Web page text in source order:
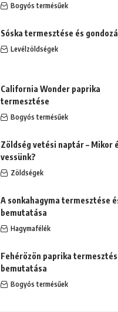
Bogyós termésűek
Sóska termesztése és
Levélzöldségek
California Wonder paprika
termesztése
Bogyós termésűek
Zöldség vetési naptár – Mikor
vessünk?
Zöldségek
A sonkahagyma termesztése
bemutatása
Hagymafélék
Fehérözön paprika
bemutatása
Bogyós termésűek